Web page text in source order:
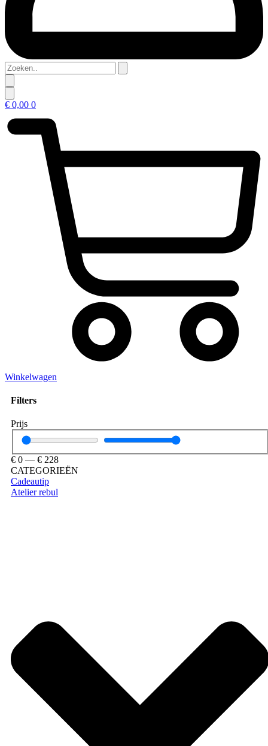
Zoeken..
€ 0,00 0
Winkelwagen
Filters
Prijs
€ 0 — € 228
CATEGORIEËN
Cadeautip
Atelier rebul